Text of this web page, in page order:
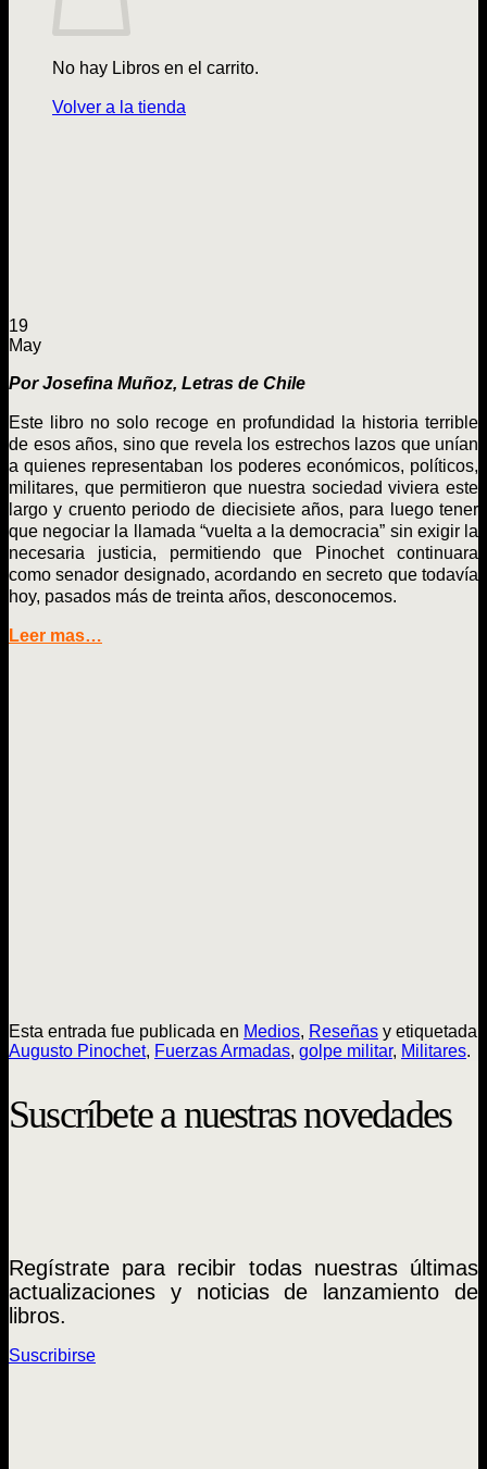
No hay Libros en el carrito.
Volver a la tienda
19
May
Por Josefina Muñoz, Letras de Chile
Este libro no solo recoge en profundidad la historia terrible
de esos años, sino que revela los estrechos lazos que unían
a quienes representaban los poderes económicos, políticos,
militares, que permitieron que nuestra sociedad viviera este
largo y cruento periodo de diecisiete años, para luego tener
que negociar la llamada “vuelta a la democracia” sin exigir la
necesaria justicia, permitiendo que Pinochet continuara
como senador designado, acordando en secreto que todavía
hoy, pasados más de treinta años, desconocemos.
Leer mas…
Esta entrada fue publicada en Medios, Reseñas y etiquetada
Augusto Pinochet, Fuerzas Armadas, golpe militar, Militares.
Suscríbete a nuestras novedades
Regístrate para recibir todas nuestras últimas
actualizaciones y noticias de lanzamiento de
libros.
Suscribirse